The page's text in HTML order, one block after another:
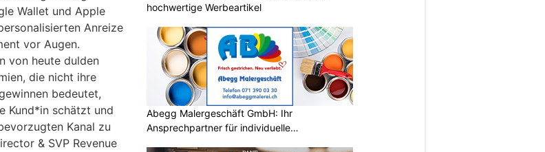
Wallet und Apple
Anreize
vor Augen.
von heute dulden
die nicht ihre
bedeutet,
Kund*in schätzt und
Kanal zu
& SVP Revenue
hochwertige Werbeartikel
Abegg Malergeschäft GmbH: Ihr
Ansprechpartner für individuelle